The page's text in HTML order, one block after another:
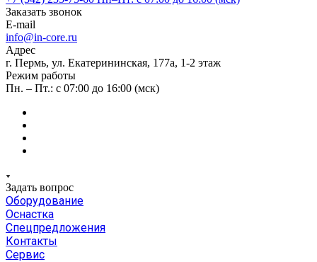
Заказать звонок
E-mail
info@in-core.ru
Адрес
г. Пермь, ул. ​Екатерининская, 177а, ​1-2 этаж
Режим работы
Пн. – Пт.: с 07:00 до 16:00 (мск)
Задать вопрос
Оборудование
Оснастка
Спецпредложения
Контакты
Сервис